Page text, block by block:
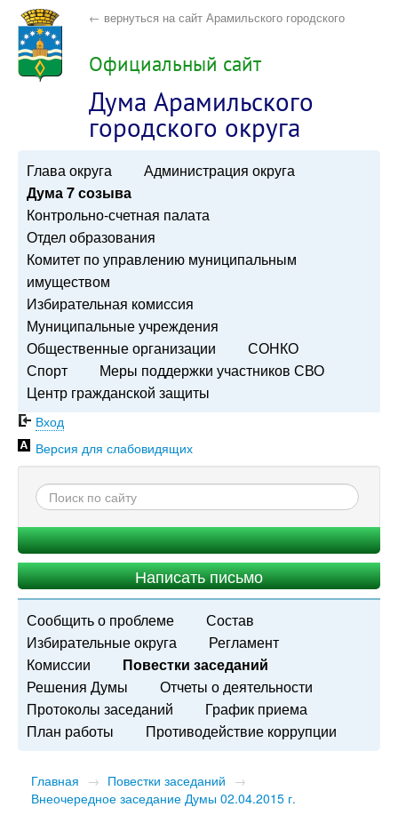
← вернуться на сайт Арамильского городского
округа
Официальный сайт
Дума Арамильского
городского округа
Глава округа
Администрация округа
Дума 7 созыва
Контрольно-счетная палата
Отдел образования
Комитет по управлению муниципальным
имуществом
Избирательная комиссия
Муниципальные учреждения
Общественные организации
СОНКО
Спорт
Меры поддержки участников СВО
Центр гражданской защиты
Вход
Версия для слабовидящих
Написать письмо
Сообщить о проблеме
Состав
Избирательные округа
Регламент
Комиссии
Повестки заседаний
Решения Думы
Отчеты о деятельности
Протоколы заседаний
График приема
План работы
Противодействие коррупции
Главная → Повестки заседаний →
Внеочередное заседание Думы 02.04.2015 г.